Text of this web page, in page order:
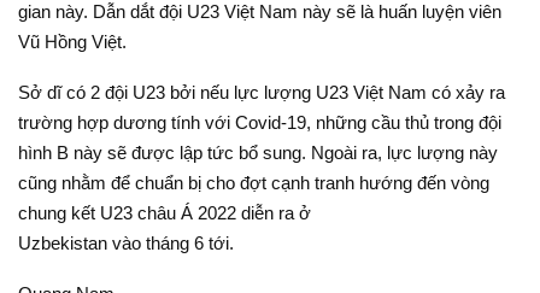
gian này. Dẫn dắt đội U23 Việt Nam này sẽ là huấn luyện viên
Vũ Hồng Việt.
Sở dĩ có 2 đội U23 bởi nếu lực lượng U23 Việt Nam có xảy ra
trường hợp dương tính với Covid-19, những cầu thủ trong đội
hình B này sẽ được lập tức bổ sung. Ngoài ra, lực lượng này
cũng nhằm để chuẩn bị cho đợt cạnh tranh hướng đến vòng
chung kết U23 châu Á 2022 diễn ra ở
Uzbekistan vào tháng 6 tới.